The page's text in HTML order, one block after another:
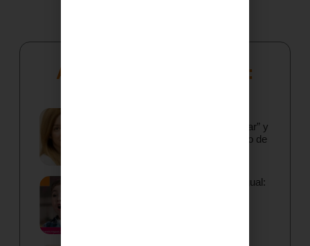
Artículos relacionados:
sobre los riesgos del “callo solar” y
la desinformación en el cuidado de
Frenillo lingual y frenillo sublingual: